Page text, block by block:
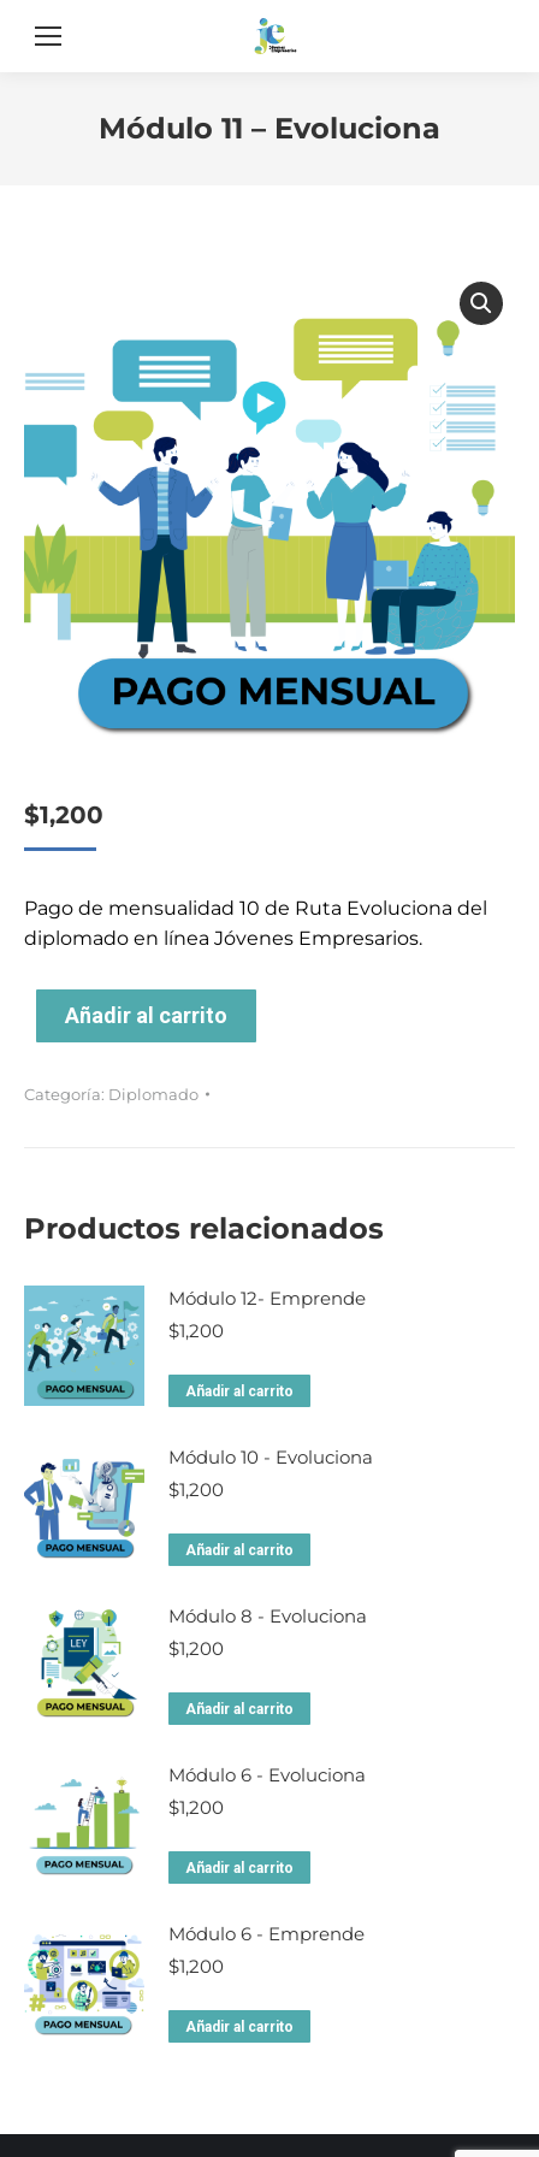
Módulo 11 – Evoluciona
$1,200
Pago de mensualidad 10 de Ruta Evoluciona del
diplomado en línea Jóvenes Empresarios.
Añadir al carrito
Categoría: Diplomado
Productos relacionados
Módulo 12- Emprende
$1,200
Añadir al carrito
Módulo 10 - Evoluciona
$1,200
Añadir al carrito
Módulo 8 - Evoluciona
$1,200
Añadir al carrito
Módulo 6 - Evoluciona
$1,200
Añadir al carrito
Módulo 6 - Emprende
$1,200
Añadir al carrito